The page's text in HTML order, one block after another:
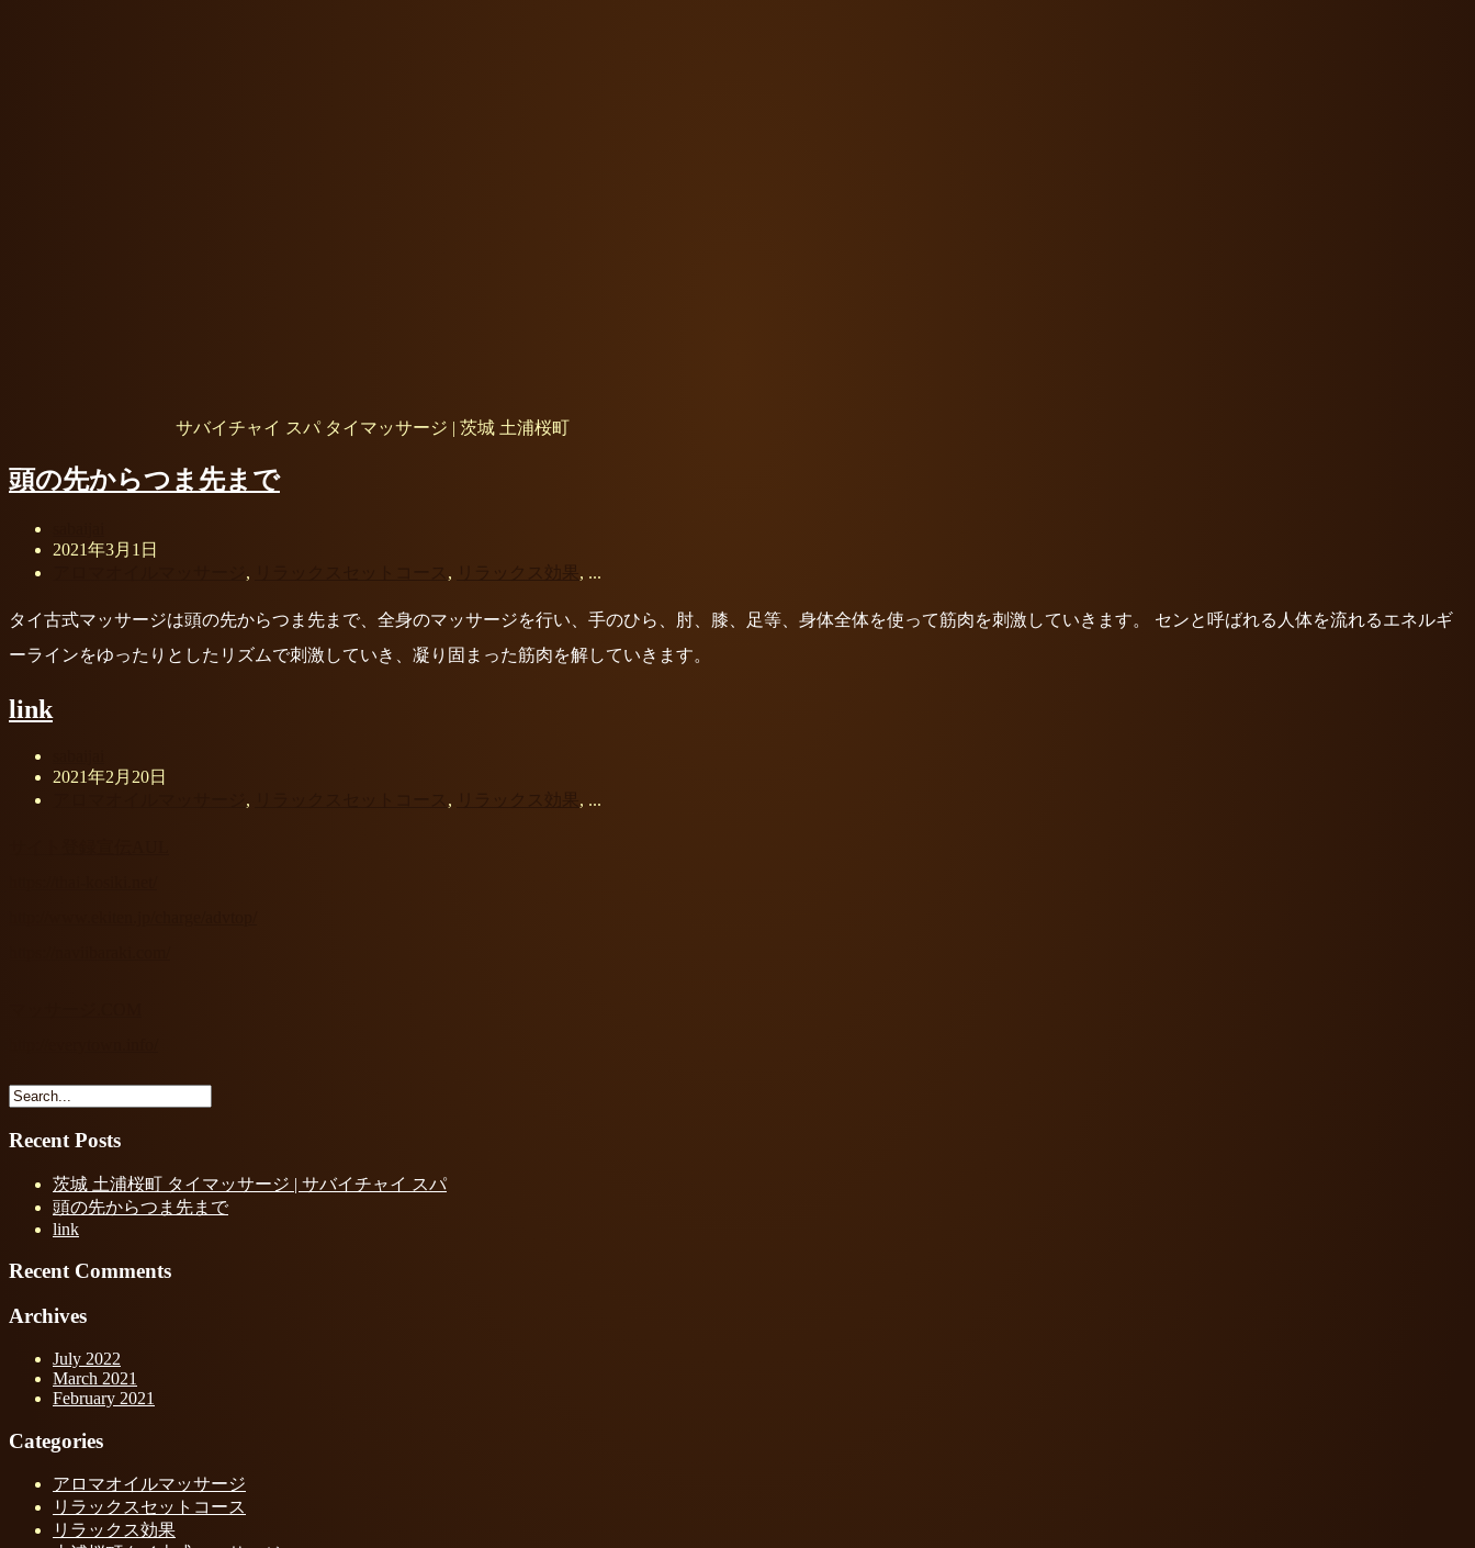
サバイチャイ スパ タイマッサージ | 茨城 土浦桜町
頭の先からつま先まで
2021年3月1日
, , リラックス効果 , ...
タイ古式マッサージは頭の先からつま先まで、全身のマッサージを行い、手のひら、肘、膝、足等、身体全体を使って筋肉を刺激していきます。 センと呼ばれる人体を流れるエネルギ
ーラインをゆったりとしたリズムで刺激していき、凝り固まった筋肉を解していきます。
link
2021年2月20日
, , , ...
Recent Posts
茨城 土浦桜町 タイマッサージ | サバイチャイ スパ
頭の先からつま先まで
link
Recent Comments
Archives
July 2022
March 2021
February 2021
Categories
アロマオイルマッサージ
リラックスセットコース
リラックス効果